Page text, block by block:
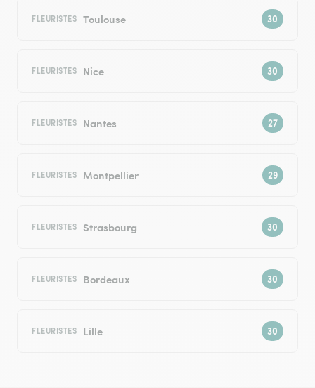
FLEURISTES Toulouse
FLEURISTES Nice
FLEURISTES Nantes
FLEURISTES Montpellier
FLEURISTES Strasbourg
FLEURISTES Bordeaux
FLEURISTES Lille